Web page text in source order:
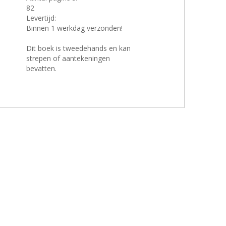
82
Levertijd:
Binnen 1 werkdag verzonden!
Dit boek is tweedehands en kan
strepen of aantekeningen
bevatten.